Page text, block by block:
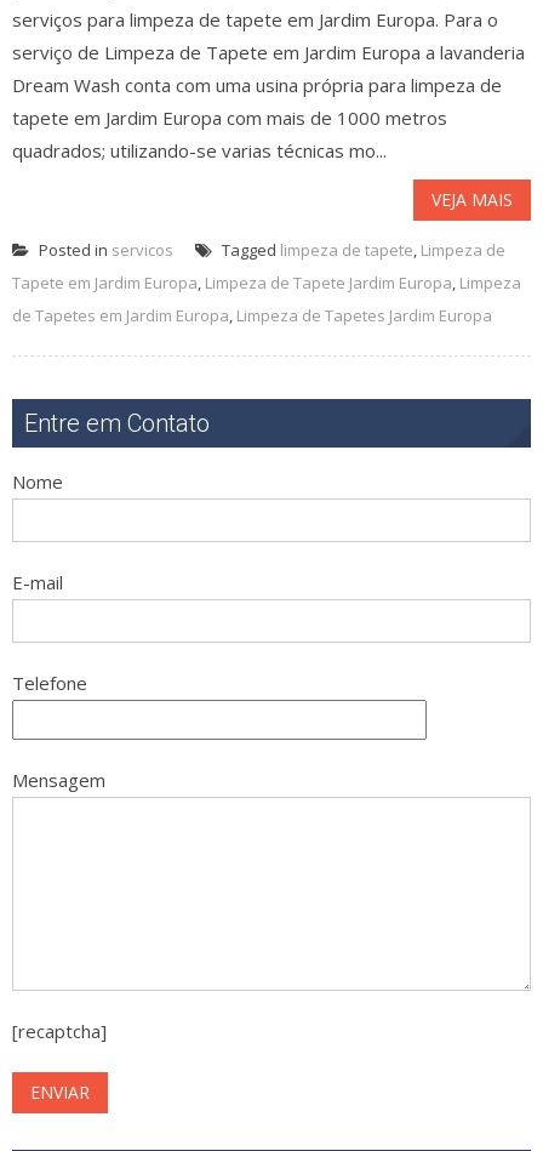
serviços para limpeza de tapete em Jardim Europa. Para o
serviço de Limpeza de Tapete em Jardim Europa a lavanderia
Dream Wash conta com uma usina própria para limpeza de
tapete em Jardim Europa com mais de 1000 metros
quadrados; utilizando-se varias técnicas mo...
VEJA MAIS
Posted in servicos Tagged limpeza de tapete, Limpeza de
Tapete em Jardim Europa, Limpeza de Tapete Jardim Europa, Limpeza
de Tapetes em Jardim Europa, Limpeza de Tapetes Jardim Europa
Entre em Contato
Nome
E-mail
Telefone
Mensagem
[recaptcha]